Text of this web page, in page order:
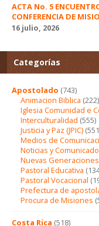
ACTA No. 5
CONFERENCIA DE
16 julio, 2026
Categorías
Apostolado (743)
Animacion Biblica (222)
Iglesia Comunidad e
Interculturalidad (555)
Justicia y Paz (JPIC)
Medios de
Noticias y
Nuevas Generaciones
Pastoral Educativa
Pastoral Vocacional
Prefectura de
Procura de Misiones
Costa Rica (518)